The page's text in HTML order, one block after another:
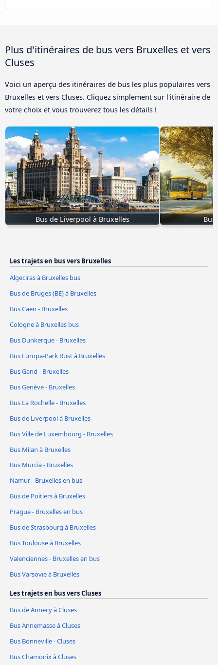
Plus d'itinéraires de bus vers Bruxelles et vers
Cluses
Voici un aperçu des itinéraires de bus les plus populaires vers
Bruxelles et vers Cluses. Cliquez simplement sur l'itinéraire de
votre choix et vous trouverez tous les détails !
Bus de Liverpool à Bruxelles Bus
Les trajets en bus vers Bruxelles
Algeciras à Bruxelles bus
Bus de Bruges (BE) à Bruxelles
Bus Caen - Bruxelles
Cologne à Bruxelles bus
Bus Dunkerque - Bruxelles
Bus Europa-Park Rust à Bruxelles
Bus Gand - Bruxelles
Bus Genève - Bruxelles
Bus La Rochelle - Bruxelles
Bus de Liverpool à Bruxelles
Bus Ville de Luxembourg - Bruxelles
Bus Milan à Bruxelles
Bus Murcia - Bruxelles
Namur - Bruxelles en bus
Bus de Poitiers à Bruxelles
Prague - Bruxelles en bus
Bus de Strasbourg à Bruxelles
Bus Toulouse à Bruxelles
Valenciennes - Bruxelles en bus
Bus Varsovie à Bruxelles
Les trajets en bus vers Cluses
Bus de Annecy à Cluses
Bus Annemasse à Cluses
Bus Bonneville - Cluses
Bus Chamonix à Cluses